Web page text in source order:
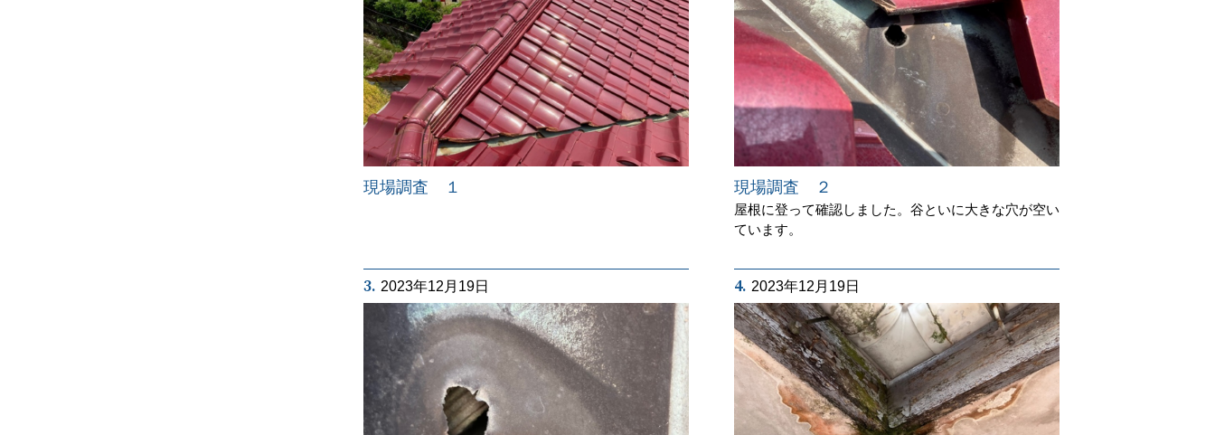
現場調査 １ 現場調査 ２
屋根に登って確認しました。谷といに大きな穴が空い
ています。
3. 2023年12月19日 4. 2023年12月19日